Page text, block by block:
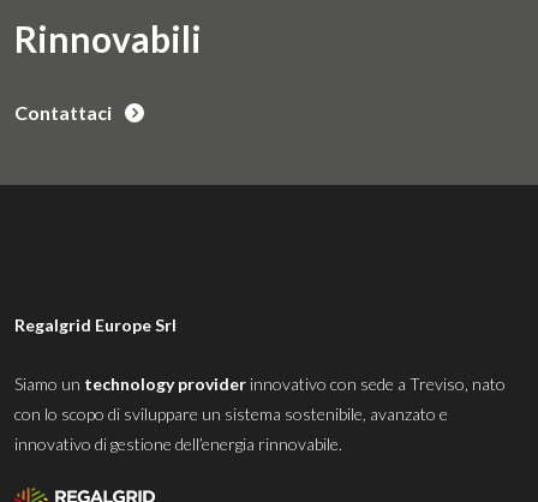
Rinnovabili
Contattaci
Regalgrid Europe Srl
Siamo un technology provider innovativo con sede a Treviso, nato
con lo scopo di sviluppare un sistema sostenibile, avanzato e
innovativo di gestione dell’energia rinnovabile.